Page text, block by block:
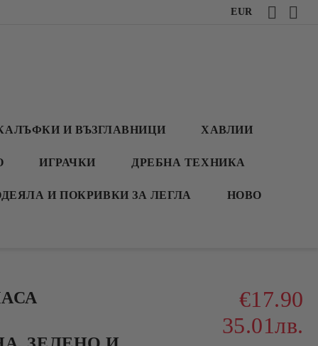
EUR
И ВЪЗГЛАВНИЦИ ХАВЛИИ
ИГРАЧКИ ДРЕБНА ТЕХНИКА
И ПОКРИВКИ ЗА ЛЕГЛА НОВО
€17.90
35.01лв.